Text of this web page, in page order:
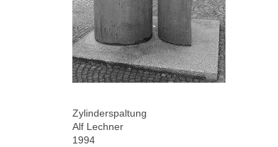
Zylinderspaltung
Alf Lechner
1994